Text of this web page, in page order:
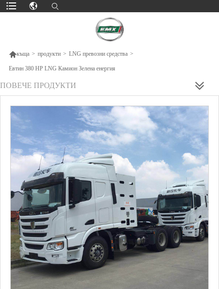
къща > продукти > LNG превозни средства >
Евтин 380 HP LNG Камион Зелена енергия
ПОВЕЧЕ ПРОДУКТИ